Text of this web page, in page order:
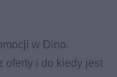
w Dino.
oferty i do kiedy jest